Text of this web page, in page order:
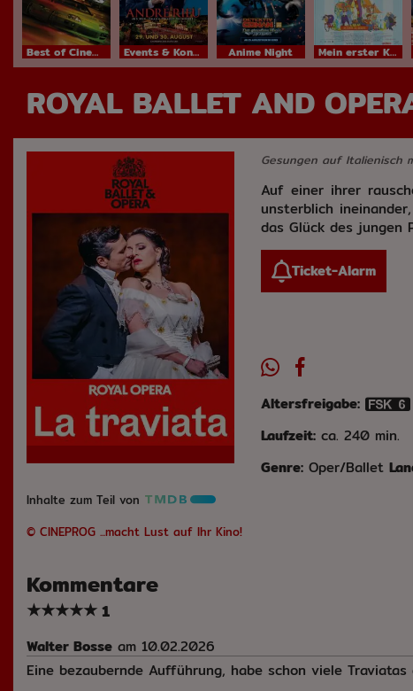
Best of Cinema Events & Konzerte Anime Night Mein erster Kinobesuch
ROYAL BALLET AND
Gesungen auf Italienisch
Auf einer ihrer
unsterblich
das Glück des jungen
Ticket-Alarm
Altersfreigabe:
Laufzeit: ca. 240 min.
Genre: Oper/Ballet
Inhalte zum Teil von
© CINEPROG ...macht Lust auf Ihr Kino!
Kommentare
★★★★★1
Walter Bosse am 10.02.2026
Eine bezaubernde Aufführung, habe schon viele